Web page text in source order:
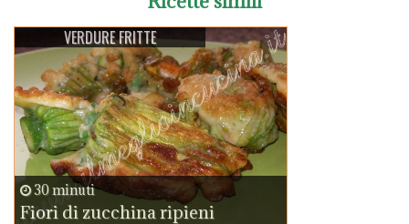
VERDURE FRITTE
30 minuti
Fiori di zucchina ripieni